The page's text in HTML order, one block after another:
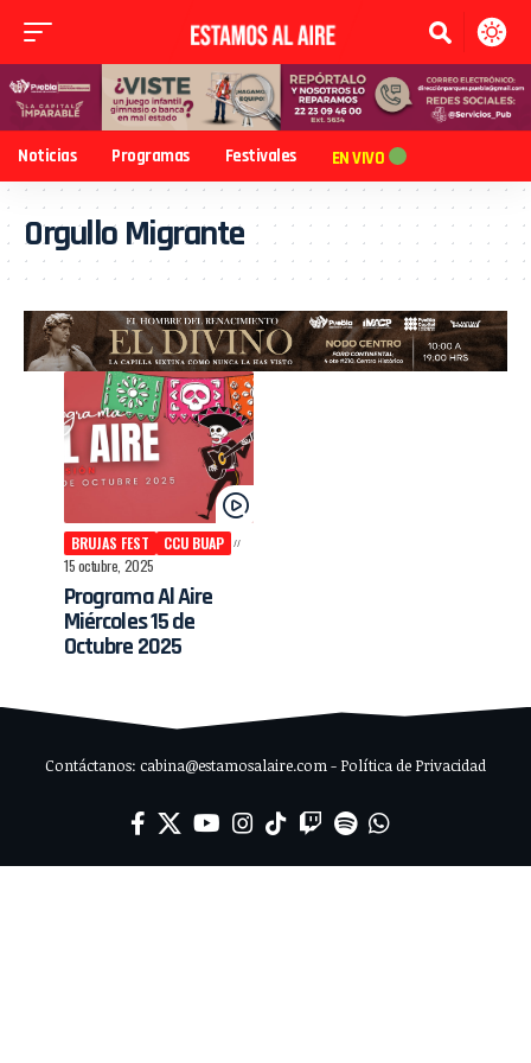
Noticias Programas Festivales EN VIVO
Orgullo Migrante
BRUJAS FEST
CCU BUAP
15 octubre, 2025
Programa Al Aire
Miércoles 15 de
Octubre 2025
Contáctanos: cabina@estamosalaire.com - Política de Privacidad